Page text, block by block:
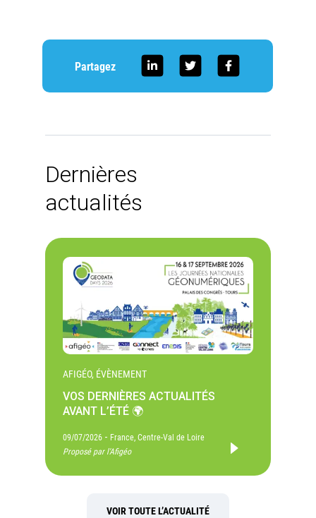
Partagez
Dernières
actualités
AFIGÉO, ÉVÈNEMENT
VOS DERNIÈRES ACTUALITÉS
AVANT L’ÉTÉ 🌍
09/07/2026 - France, Centre-Val de Loire
Proposé par l'Afigéo
VOIR TOUTE L’ACTUALITÉ